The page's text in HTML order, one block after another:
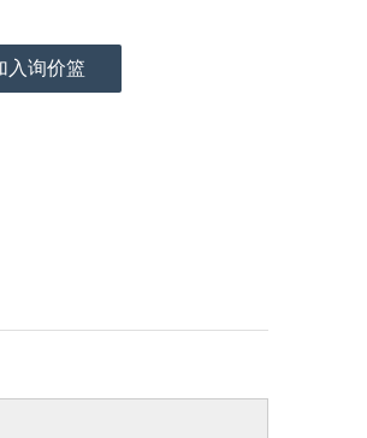
入询价篮